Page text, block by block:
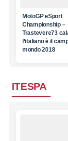
MotoGP eSport
Championship –
Trastevere73
l’italiano è il
mondo 2018
ITESPA